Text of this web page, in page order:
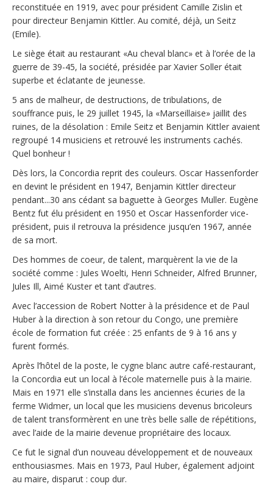
reconstituée en 1919, avec pour président Camille Zislin et
pour directeur Benjamin Kittler. Au comité, déjà, un Seitz
(Emile).
Le siège était au restaurant «Au cheval blanc» et à l’orée de la
guerre de 39-45, la société, présidée par Xavier Soller était
superbe et éclatante de jeunesse.
5 ans de malheur, de destructions, de tribulations, de
souffrance puis, le 29 juillet 1945, la «Marseillaise» jaillit des
ruines, de la désolation : Emile Seitz et Benjamin Kittler avaient
regroupé 14 musiciens et retrouvé les instruments cachés.
Quel bonheur !
Dès lors, la Concordia reprit des couleurs. Oscar Hassenforder
en devint le président en 1947, Benjamin Kittler directeur
pendant...30 ans cédant sa baguette à Georges Muller. Eugène
Bentz fut élu président en 1950 et Oscar Hassenforder vice-
président, puis il retrouva la présidence jusqu’en 1967, année
de sa mort.
Des hommes de coeur, de talent, marquèrent la vie de la
société comme : Jules Woelti, Henri Schneider, Alfred Brunner,
Jules Ill, Aimé Kuster et tant d’autres.
Avec l’accession de Robert Notter à la présidence et de Paul
Huber à la direction à son retour du Congo, une première
école de formation fut créée : 25 enfants de 9 à 16 ans y
furent formés.
Après l’hôtel de la poste, le cygne blanc autre café-restaurant,
la Concordia eut un local à l’école maternelle puis à la mairie.
Mais en 1971 elle s’installa dans les anciennes écuries de la
ferme Widmer, un local que les musiciens devenus bricoleurs
de talent transformèrent en une très belle salle de répétitions,
avec l’aide de la mairie devenue propriétaire des locaux.
Ce fut le signal d’un nouveau développement et de nouveaux
enthousiasmes. Mais en 1973, Paul Huber, également adjoint
au maire, disparut : coup dur.